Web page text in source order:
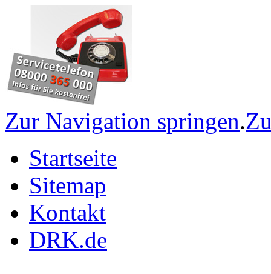
Zur Navigation springen.
Startseite
Sitemap
Kontakt
DRK.de